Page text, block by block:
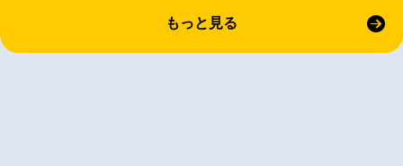
もっと見る